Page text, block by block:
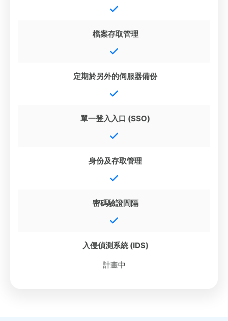
檔案存取管理
定期於另外的伺服器備份
單一登入入口 (SSO)
身份及存取管理
密碼驗證間隔
入侵偵測系統 (IDS)
計畫中